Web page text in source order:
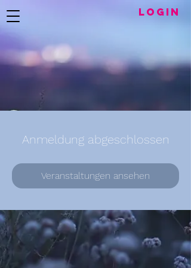
LogIN
Anmeldung abgeschlossen
Veranstaltungen ansehen